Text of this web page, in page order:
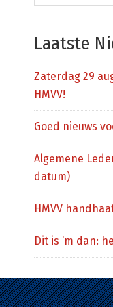
deze
Laatste
Zaterdag 29
HMVV!
Goed nieuws
Algemene
datum)
HMVV
Dit is ‘m dan: